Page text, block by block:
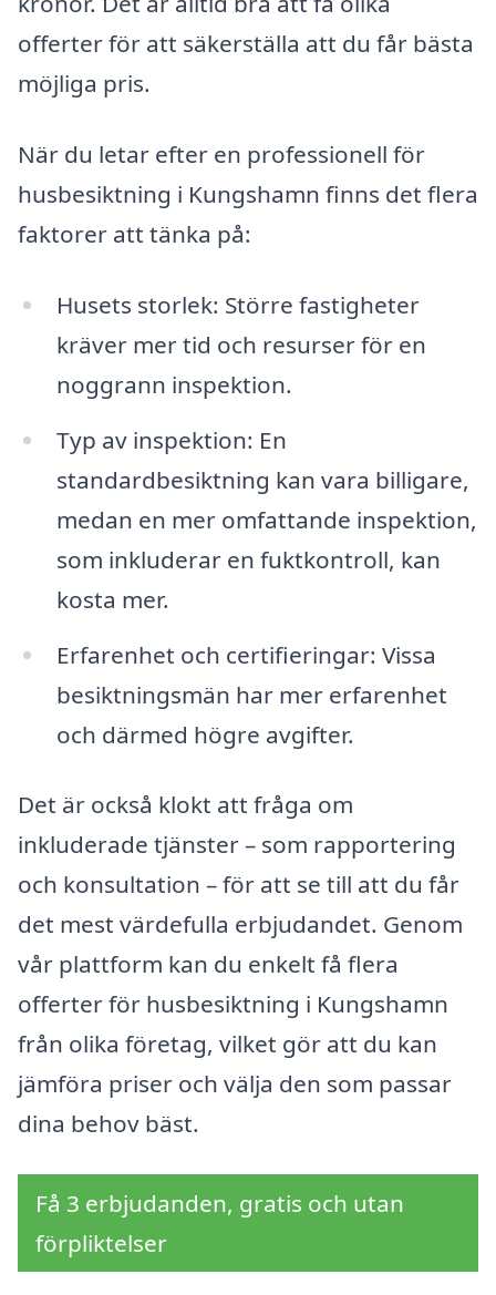
offerter för att säkerställa att du får bästa
möjliga pris.
När du letar efter en professionell för
husbesiktning i Kungshamn finns det flera
faktorer att tänka på:
Husets storlek: Större fastigheter
kräver mer tid och resurser för en
noggrann inspektion.
Typ av inspektion: En
standardbesiktning kan vara billigare,
medan en mer omfattande inspektion,
som inkluderar en fuktkontroll, kan
kosta mer.
Erfarenhet och certifieringar: Vissa
besiktningsmän har mer erfarenhet
och därmed högre avgifter.
Det är också klokt att fråga om
inkluderade tjänster – som rapportering
och konsultation – för att se till att du får
det mest värdefulla erbjudandet. Genom
vår plattform kan du enkelt få flera
offerter för husbesiktning i Kungshamn
från olika företag, vilket gör att du kan
jämföra priser och välja den som passar
dina behov bäst.
Få 3 erbjudanden, gratis och utan
förpliktelser